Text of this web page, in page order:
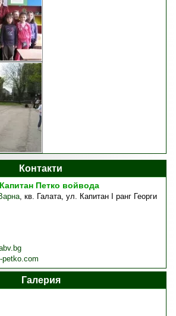
Контакти
Петко войвода
,кв. Галата, ул. Капитан I ранг Георги
petko.com
Галерия